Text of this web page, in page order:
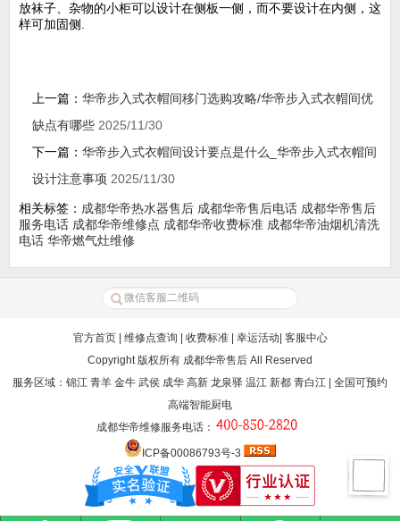
放袜子、杂物的小柜可以设计在侧板一侧，而不要设计在内侧，这
样可加固侧.
上一篇： 华帝步入式衣帽间移门选购攻略/华帝步入式衣帽间优
缺点有哪些 2025/11/30
下一篇： 华帝步入式衣帽间设计要点是什么_华帝步入式衣帽间
设计注意事项 2025/11/30
相关标签： 成都华帝热水器售后 成都华帝售后电话 成都华帝售后
服务电话 成都华帝维修点 成都华帝收费标准 成都华帝油烟机清洗
电话 华帝燃气灶维修
官方首页| 维修点查询 收费标准| 幸运活动 客服中心
Copyright 版权所有 成都华帝售后 All Reserved
服务区域：锦江 青羊 金牛 武侯 成华 高新 龙泉驿 温江 新都 青白江 | 全国可预约
高端智能厨电
成都华帝维修服务电话 ：
ICP备00086793号-3